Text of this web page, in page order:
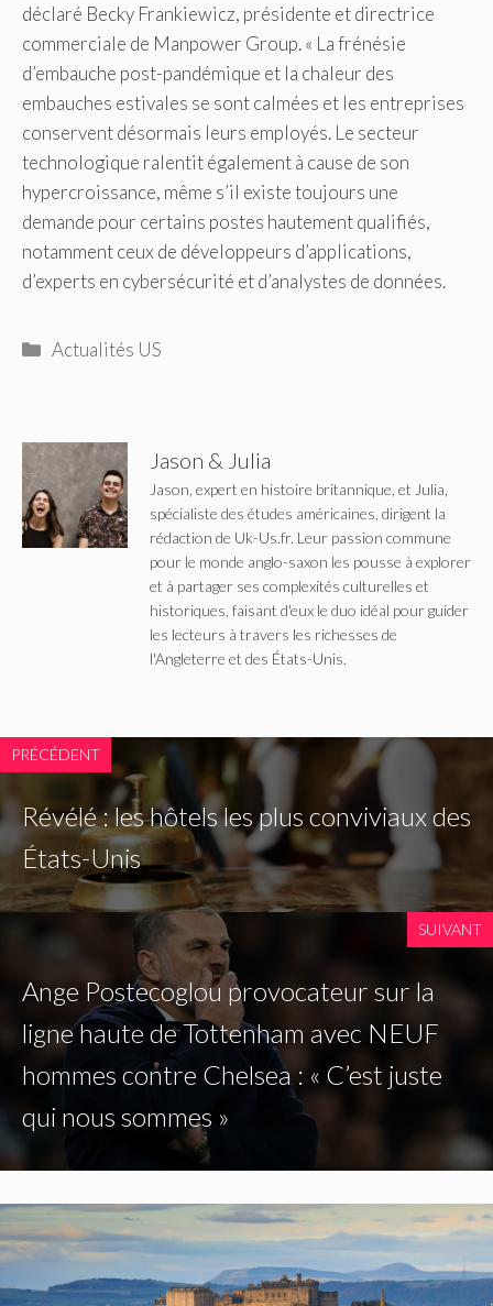
déclaré Becky Frankiewicz, présidente et directrice
commerciale de Manpower Group. « La frénésie
d’embauche post-pandémique et la chaleur des
embauches estivales se sont calmées et les entreprises
conservent désormais leurs employés. Le secteur
technologique ralentit également à cause de son
hypercroissance, même s’il existe toujours une
demande pour certains postes hautement qualifiés,
notamment ceux de développeurs d’applications,
d’experts en cybersécurité et d’analystes de données.
Catégories
Actualités US
Jason & Julia
Jason, expert en histoire britannique, et Julia,
spécialiste des études américaines, dirigent la
rédaction de Uk-Us.fr. Leur passion commune
pour le monde anglo-saxon les pousse à explorer
et à partager ses complexités culturelles et
historiques, faisant d'eux le duo idéal pour guider
les lecteurs à travers les richesses de
l'Angleterre et des États-Unis.
PRÉCÉDENT
Révélé : les hôtels les plus conviviaux des
États-Unis
SUIVANT
Ange Postecoglou provocateur sur la
ligne haute de Tottenham avec NEUF
hommes contre Chelsea : « C’est juste
qui nous sommes »